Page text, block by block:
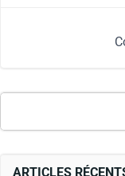
ARTICLES